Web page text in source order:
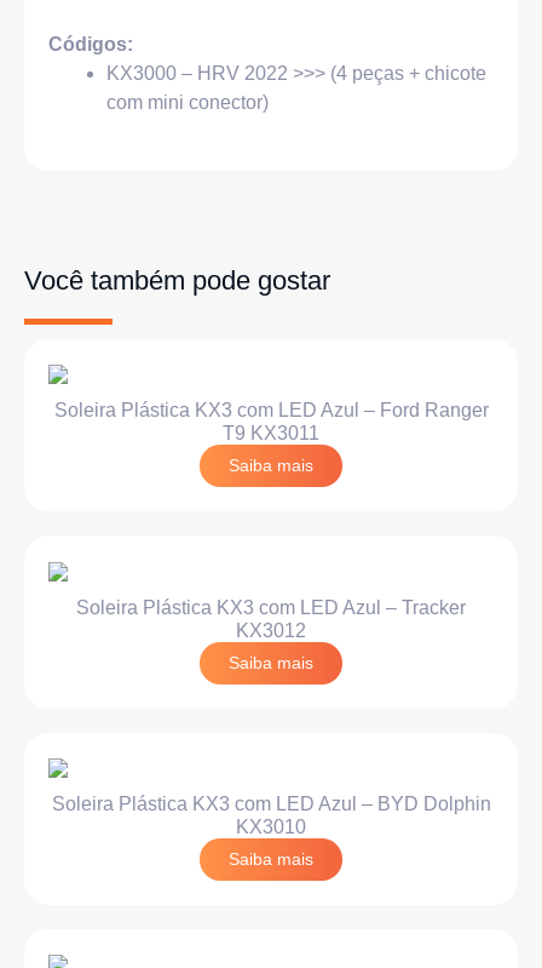
Códigos:
KX3000 – HRV 2022 >>> (4 peças + chicote
com mini conector)
Você também pode gostar
Soleira Plástica KX3 com LED Azul – Ford Ranger
T9 KX3011
Saiba mais
Soleira Plástica KX3 com LED Azul – Tracker
KX3012
Saiba mais
Soleira Plástica KX3 com LED Azul – BYD Dolphin
KX3010
Saiba mais